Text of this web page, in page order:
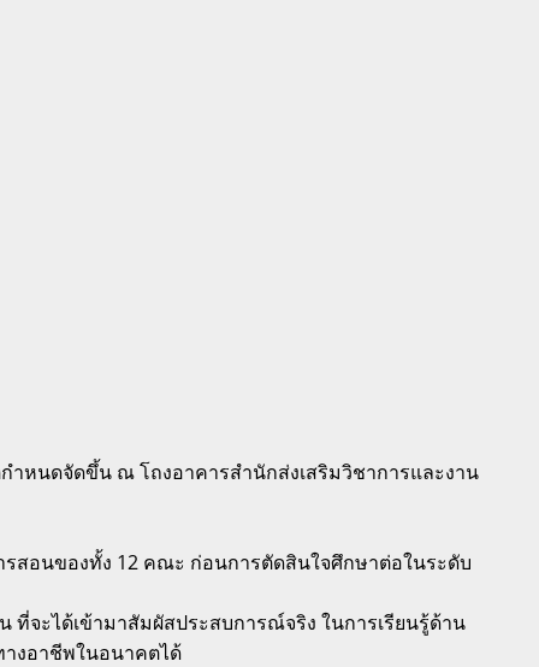
กำหนดจัดขึ้น ณ โถงอาคารสำนักส่งเสริมวิชาการและงาน
รสอนของทั้ง 12 คณะ ก่อนการตัดสินใจศึกษาต่อในระดับ
จะได้เข้ามาสัมผัสประสบการณ์จริง ในการเรียนรู้ด้าน
งอาชีพในอนาคตได้